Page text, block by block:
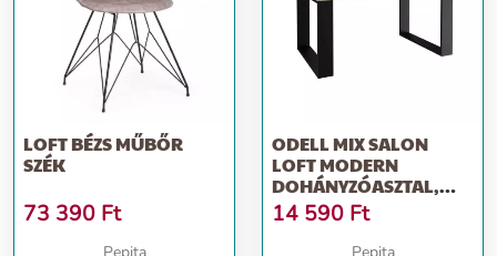
LOFT BÉZS MŰBŐR
SZÉK
73 390 Ft
ODELL MIX SALON
LOFT MODERN
DOHÁNYZÓASZTAL,
SONOMA-FEKETE
14 590 Ft